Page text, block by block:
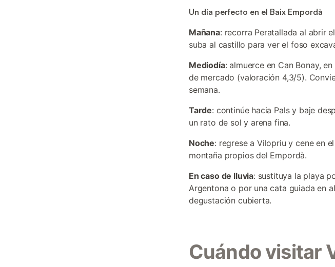
Un día perfecto en el Baix Empordà
Mañana: recorra Peratallada al abrir
suba al castillo para ver el foso
Mediodía: almuerce en Can Bonay,
de mercado (valoración 4,3/5).
semana.
Tarde: continúe hacia Pals y baje
un rato de sol y arena fina.
Noche: regrese a Vilopriu y cene en
montaña propios del Empordà.
En caso de lluvia: sustituya la playa
Argentona o por una cata guiada en
degustación cubierta.
Cuándo visitar